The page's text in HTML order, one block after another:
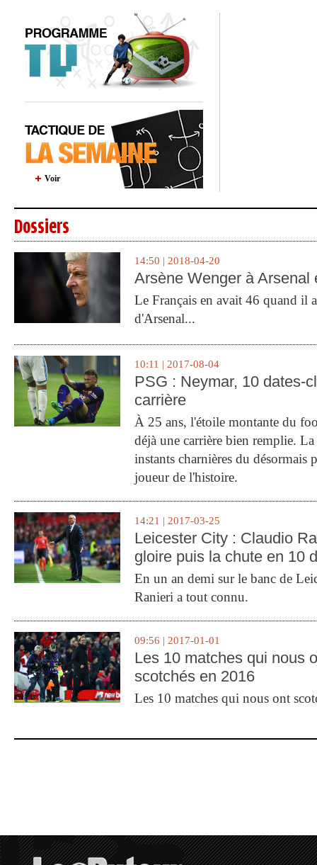
Voir
Dossiers
14:50 | 2018-04-20
Arsène Wenger à Arsenal
Le Français en avait 46 quand il
d'Arsenal...
10:11 | 2017-08-04
PSG : Neymar, 10 dates-
carrière
À 25 ans, l'étoile montante du
déjà une carrière bien remplie.
instants charnières du désormais
joueur de l'histoire.
14:21 | 2017-03-25
Leicester City : Claudio
gloire puis la chute en 10
En un an demi sur le banc de
Ranieri a tout connu.
09:56 | 2017-01-01
Les 10 matches qui nous
scotchés en 2016
Les 10 matches qui nous ont